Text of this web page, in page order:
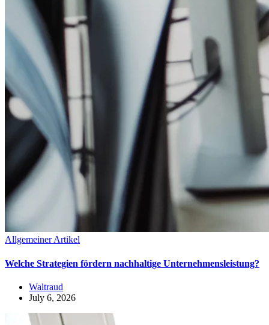
Allgemeiner Artikel
Welche Strategien fördern nachhaltige Unternehmensleistung?
Waltraud
July 6, 2026